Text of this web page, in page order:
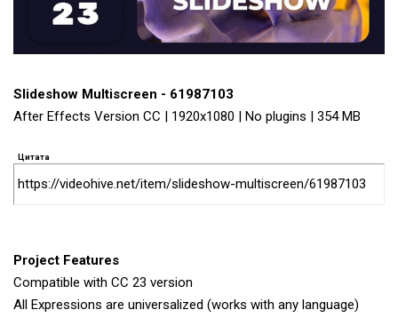
Slideshow Multiscreen - 61987103
After Effects Version CC | 1920x1080 | No plugins | 354 MB
Цитата
https://videohive.net/item/slideshow-multiscreen/61987103
Project Features​
Compatible with CC 23 version
All Expressions are universalized (works with any language)